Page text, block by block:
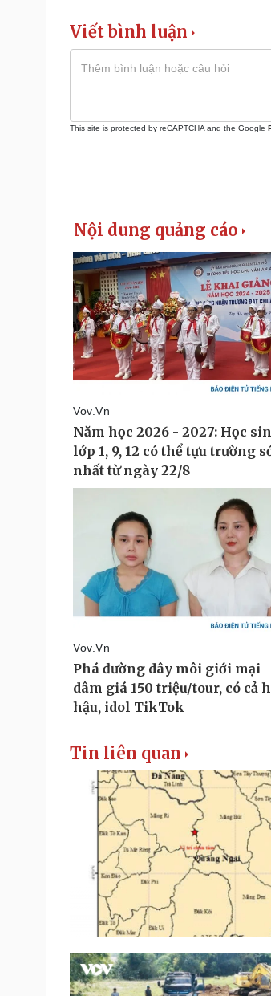
Viết bình luận
This site is protected by reCAPTCHA and the Google
Tin liên quan